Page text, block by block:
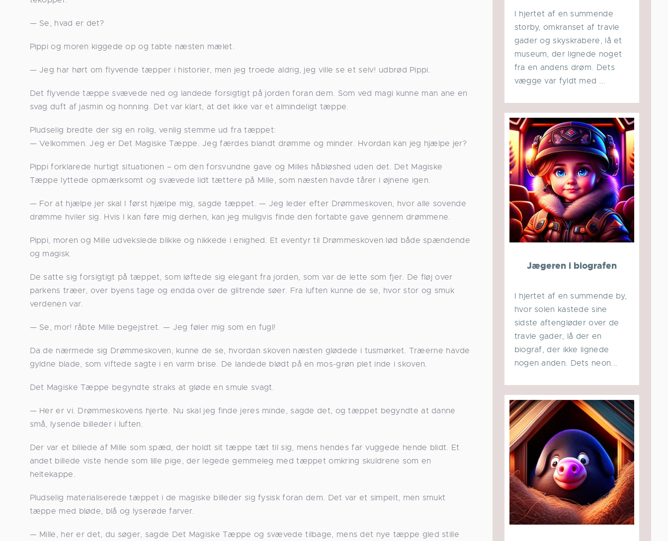
— Se, hvad er det?
Pippi og moren kiggede op og tabte næsten mælet.
— Jeg har hørt om flyvende tæpper i historier, men jeg troede aldrig, jeg ville se et selv! udbrød Pippi.
Det flyvende tæppe svævede ned og landede forsigtigt på jorden foran dem. Som ved magi kunne man ane en
svag duft af jasmin og honning. Det var klart, at det ikke var et almindeligt tæppe.
Pludselig bredte der sig en rolig, venlig stemme ud fra tæppet:
— Velkommen. Jeg er Det Magiske Tæppe. Jeg færdes blandt drømme og minder. Hvordan kan jeg hjælpe jer?
Pippi forklarede hurtigt situationen – om den forsvundne gave og Milles håbløshed uden det. Det Magiske
Tæppe lyttede opmærksomt og svævede lidt tættere på Mille, som næsten havde tårer i øjnene igen.
— For at hjælpe jer skal I først hjælpe mig, sagde tæppet. — Jeg leder efter Drømmeskoven, hvor alle sovende
drømme hviler sig. Hvis I kan føre mig derhen, kan jeg muligvis finde den fortabte gave gennem drømmene.
Pippi, moren og Mille udvekslede blikke og nikkede i enighed. Et eventyr til Drømmeskoven lød både spændende
og magisk.
De satte sig forsigtigt på tæppet, som løftede sig elegant fra jorden, som var de lette som fjer. De fløj over
parkens træer, over byens tage og endda over de glitrende søer. Fra luften kunne de se, hvor stor og smuk
verdenen var.
— Se, mor! råbte Mille begejstret. — Jeg føler mig som en fugl!
Da de nærmede sig Drømmeskoven, kunne de se, hvordan skoven næsten glødede i tusmørket. Træerne havde
gyldne blade, som viftede sagte i en varm brise. De landede blødt på en mos-grøn plet inde i skoven.
Det Magiske Tæppe begyndte straks at gløde en smule svagt.
— Her er vi. Drømmeskovens hjerte. Nu skal jeg finde jeres minde, sagde det, og tæppet begyndte at danne
små, lysende billeder i luften.
Der var et billede af Mille som spæd, der holdt sit tæppe tæt til sig, mens hendes far vuggede hende blidt. Et
andet billede viste hende som lille pige, der legede gemmeleg med tæppet omkring skuldrene som en
heltekappe.
Pludselig materialiserede tæppet i de magiske billeder sig fysisk foran dem. Det var et simpelt, men smukt
tæppe med bløde, blå og lyserøde farver.
— Mille, her er det, du søger, sagde Det Magiske Tæppe og svævede tilbage, mens det nye tæppe gled stille
I hjertet af en summende
storby, omkranset af travle
gader og skyskrabere, lå et
museum, der lignede noget
fra en andens drøm. Dets
vægge var fyldt med ...
Jægeren i biografen
I hjertet af en summende by,
hvor solen kastede sine
sidste aftengløder over de
travle gader, lå der en
biograf, der ikke lignede
nogen anden. Dets neon...